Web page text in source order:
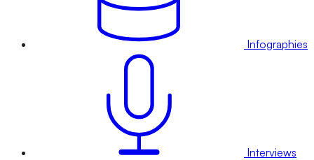
Infographies
Interviews